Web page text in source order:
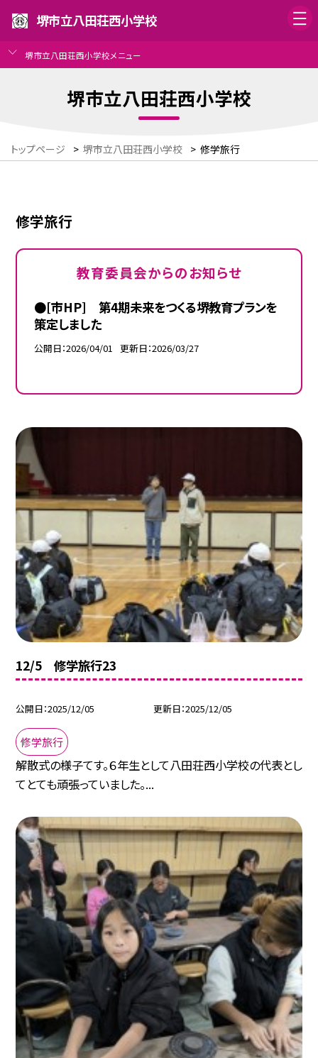
堺市立八田荘西小学校
堺市立八田荘西小学校メニュー
堺市立八田荘西小学校
トップページ > 堺市立八田荘西小学校 > 修学旅行
修学旅行
教育委員会からのお知らせ
●[市HP] 第4期未来をつくる堺教育プランを
策定しました
公開日 2026/04/01 更新日 2026/03/27
12/5 修学旅行23
公開日 2025/12/05 更新日 2025/12/05
修学旅行
解散式の様子てす。６年生として八田荘西小学校の代表とし
てとても頑張っていました。...